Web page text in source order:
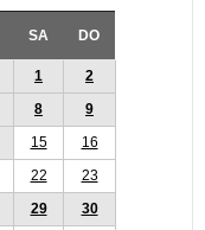
SA DO
1
2
8
9
15
16
22
23
29
30